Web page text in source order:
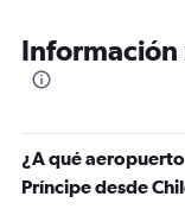
Información
¿A qué
Príncipe desde